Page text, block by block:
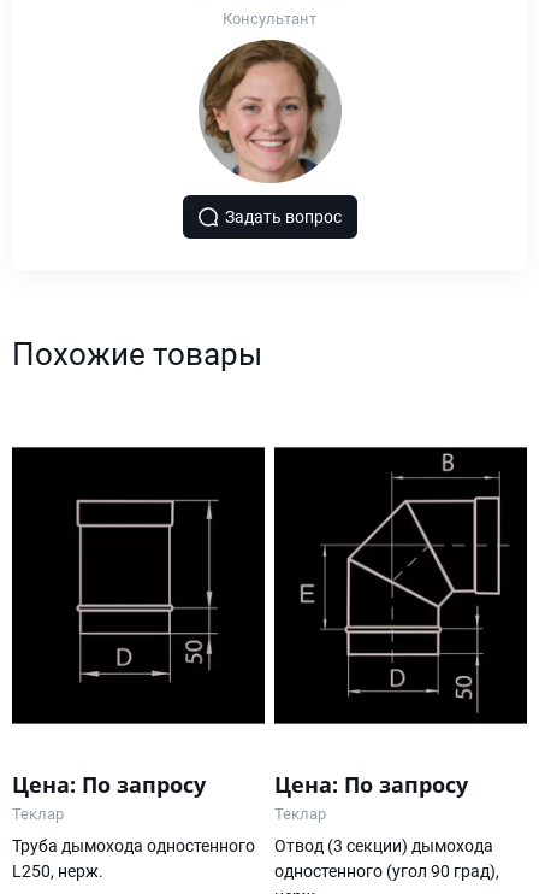
Консультант
Задать вопрос
Похожие товары
Цена: По запросу
Теклар
Труба дымохода одностенного
L250, нерж.
Цена: По запросу
Теклар
Отвод (3 секции) дымохода
одностенного (угол 90 град),